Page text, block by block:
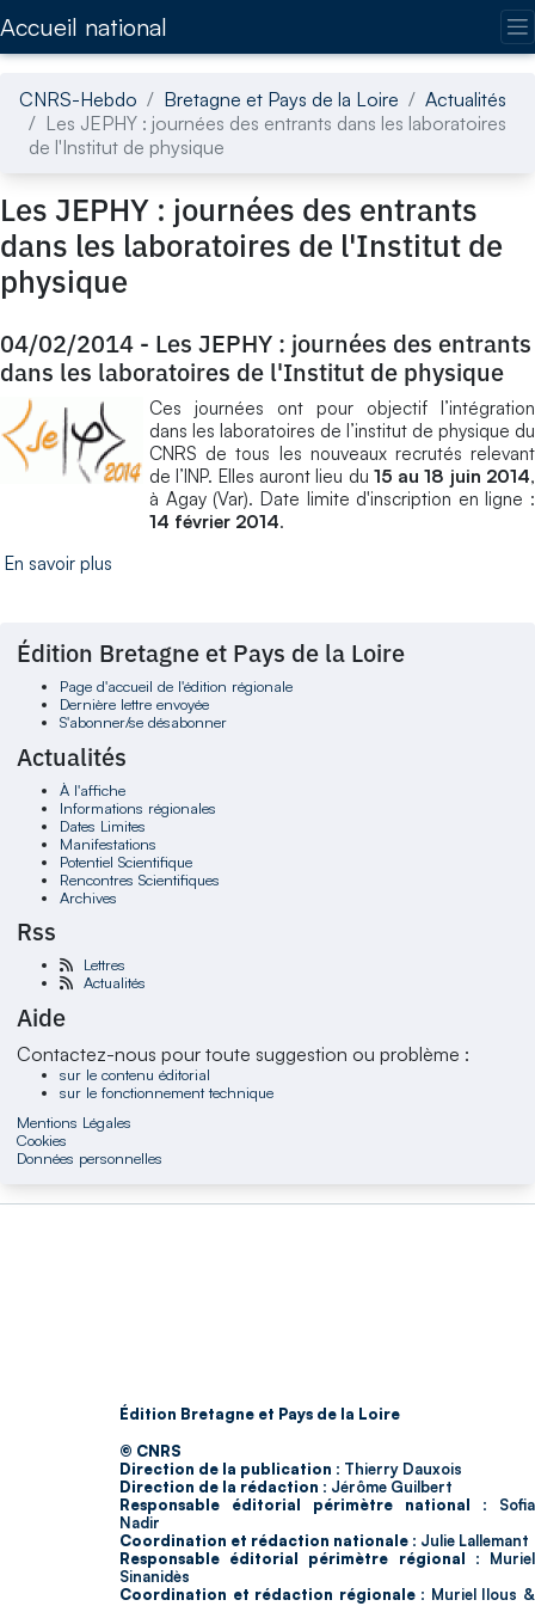
Accueil national
CNRS-Hebdo Bretagne et Pays de la Loire
Actualités
Les JEPHY : journées des entrants dans les laboratoires
de l'Institut de physique
Les JEPHY : journées des entrants
dans les laboratoires de l'Institut de
physique
04/02/2014 - Les JEPHY : journées des entrants
dans les laboratoires de l'Institut de physique
Ces journées ont pour objectif l’intégration
dans les laboratoires de l’institut de physique du
CNRS de tous les nouveaux recrutés relevant
de l’INP. Elles auront lieu du 15 au 18 juin 2014,
à Agay (Var). Date limite d'inscription en ligne :
14 février 2014.
En savoir plus
Édition Bretagne et Pays de la Loire
Page d'accueil de l'édition régionale
Dernière lettre envoyée
S'abonner/se désabonner
Actualités
À l'affiche
Informations régionales
Dates Limites
Manifestations
Potentiel Scientifique
Rencontres Scientifiques
Archives
Rss
Lettres
Actualités
Aide
Contactez-nous pour toute suggestion ou problème :
sur le contenu éditorial
sur le fonctionnement technique
Mentions Légales
Cookies
Données personnelles
Édition Bretagne et Pays de la Loire
© CNRS
Direction de la publication : Thierry Dauxois
Direction de la rédaction : Jérôme Guilbert
Responsable éditorial périmètre national : Sofia
Nadir
Coordination et rédaction nationale : Julie Lallemant
Responsable éditorial périmètre régional : Muriel
Sinanidès
Coordination et rédaction régionale : Muriel Ilous &